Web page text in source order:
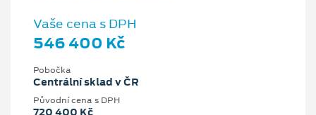
Vaše cena s DPH
546 400 Kč
Pobočka
Centrální sklad v ČR
Původní cena s DPH